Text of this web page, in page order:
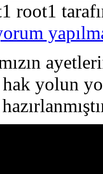
root1
hak yolun